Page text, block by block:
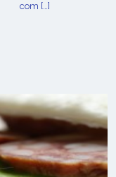
com […]